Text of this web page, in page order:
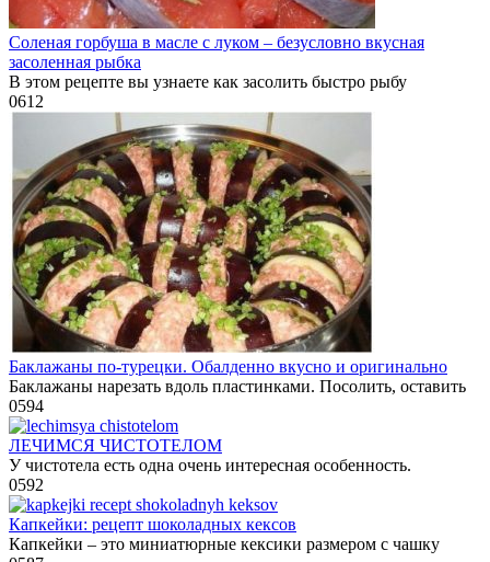
Соленая горбуша в масле с луком – безусловно вкусная
засоленная рыбка
В этом рецепте вы узнаете как засолить быстро рыбу
0612
Баклажаны по-турецки. Обалденно вкусно и оригинально
Баклажаны нарезать вдоль пластинками. Посолить, оставить
0594
ЛЕЧИМСЯ ЧИСТОТЕЛОМ
У чистотела есть одна очень интересная особенность.
0592
Капкейки: рецепт шоколадных кексов
Капкейки – это миниатюрные кексики размером с чашку